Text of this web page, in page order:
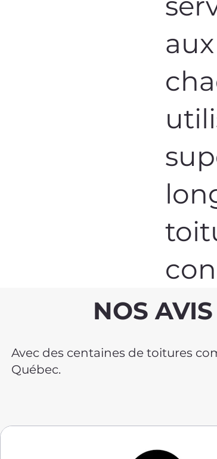
NOS AVIS
Avec des centaines de toitures
Québec.